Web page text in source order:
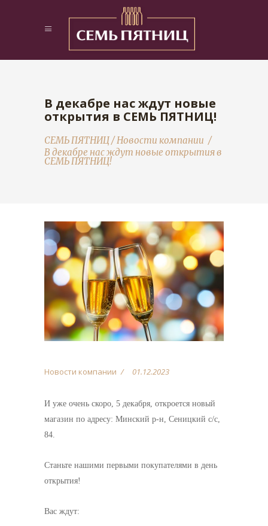
В декабре нас ждут новые
открытия в СЕМЬ ПЯТНИЦ!
СЕМЬ ПЯТНИЦ/Новости компании /
В декабре нас ждут новые открытия в
СЕМЬ ПЯТНИЦ!
Новости компании 01.12.2023
И уже очень скоро, 5 декабря, откроется новый
магазин по адресу: Минский р-н, Сеницкий с/с,
84.
Станьте нашими первыми покупателями в день
открытия!
Вас ждут: